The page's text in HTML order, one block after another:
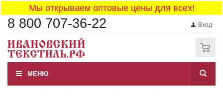
Мы открываем оптовые цены для всех!
8 800 707-36-22 Вход
МЕНЮ